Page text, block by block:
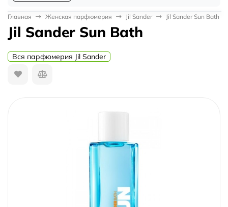
Главная Женская парфюмерия Jil Sander Jil Sander Sun Bath
Jil Sander Sun Bath
Вся парфюмерия Jil Sander